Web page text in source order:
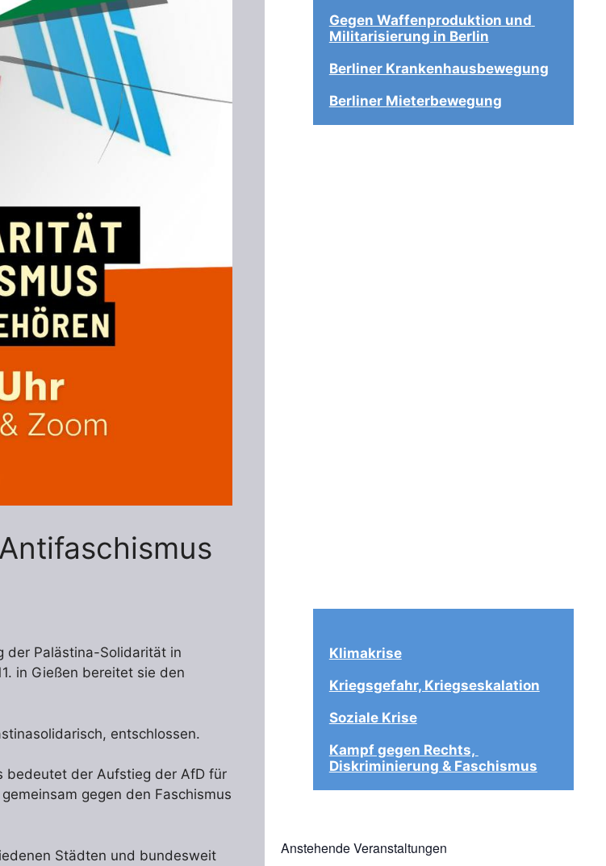
der Palästina-Solidarität in
in Gießen bereitet sie den
entschlossen.
bedeutet der Aufstieg der AfD für
gegen den Faschismus
Städten und bundesweit
Gegen Waffenproduktion und
Militarisierung in Berlin
Berliner Krankenhausbewegung
Berliner Mieterbewegung
Klimakrise
Kriegsgefahr, Kriegseskalation
Soziale Krise
Kampf gegen Rechts,
Diskriminierung & Faschismus
Anstehende Veranstaltungen